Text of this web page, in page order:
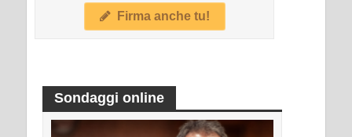
Firma anche tu!
Sondaggi online